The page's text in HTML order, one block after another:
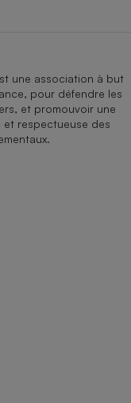
une association à but
pour défendre les
et promouvoir une
respectueuse des